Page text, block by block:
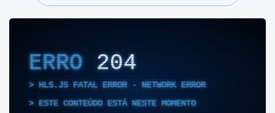
ERRO204
HLS.JS FATAL ERROR - NETWORK ERROR
ESTE CONTEÚDO ESTÁ NESTE MOMENTO